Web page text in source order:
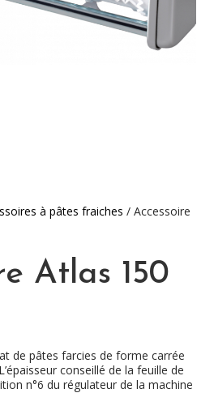
à pâtes fraiches / Accessoire
Atlas 150
de pâtes farcies de forme carrée
conseillé de la feuille de
n°6 du régulateur de la machine